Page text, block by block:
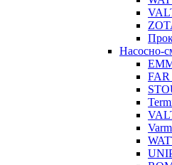
Насосно-